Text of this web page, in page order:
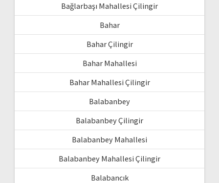
Bağlarbaşı Mahallesi Çilingir
Bahar
Bahar Çilingir
Bahar Mahallesi
Bahar Mahallesi Çilingir
Balabanbey
Balabanbey Çilingir
Balabanbey Mahallesi
Balabanbey Mahallesi Çilingir
Balabancık